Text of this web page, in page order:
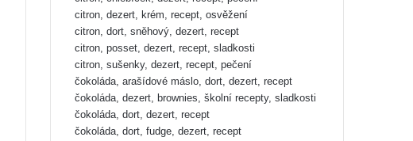
citron, dezert, krém, recept, osvěžení
citron, dort, sněhový, dezert, recept
citron, posset, dezert, recept, sladkosti
citron, sušenky, dezert, recept, pečení
čokoláda, arašídové máslo, dort, dezert, recept
čokoláda, dezert, brownies, školní recepty, sladkosti
čokoláda, dort, dezert, recept
čokoláda, dort, fudge, dezert, recept